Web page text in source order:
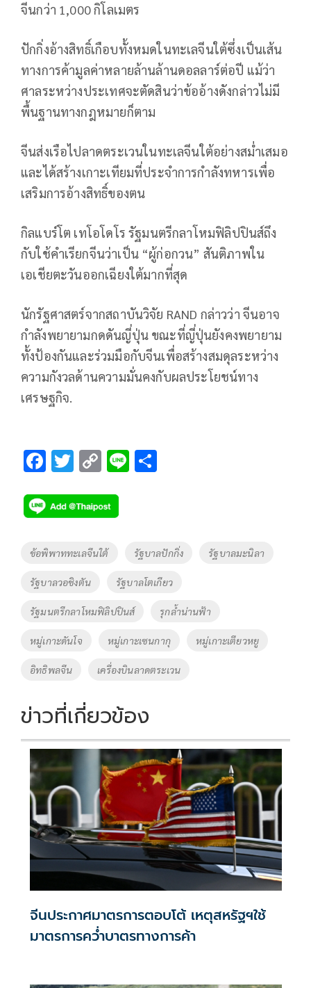
จีนกว่า 1,000 กิโลเมตร
ปักกิ่งอ้างสิทธิ์เกือบทั้งหมดในทะเลจีนใต้ซึ่งเป็นเส้น
ทางการค้ามูลค่าหลายล้านล้านดอลลาร์ต่อปี แม้ว่า
ศาลระหว่างประเทศจะตัดสินว่าข้ออ้างดังกล่าวไม่มี
พื้นฐานทางกฎหมายก็ตาม
จีนส่งเรือไปลาดตระเวนในทะเลจีนใต้อย่างสม่ำเสมอ
และได้สร้างเกาะเทียมที่ประจำการกำลังทหารเพื่อ
เสริมการอ้างสิทธิ์ของตน
กิลแบร์โต เทโอโดโร รัฐมนตรีกลาโหมฟิลิปปินส์ถึง
กับใช้คำเรียกจีนว่าเป็น “ผู้ก่อกวน” สันติภาพใน
เอเชียตะวันออกเฉียงใต้มากที่สุด
นักรัฐศาสตร์จากสถาบันวิจัย RAND กล่าวว่า จีนอาจ
กำลังพยายามกดดันญี่ปุ่น ขณะที่ญี่ปุ่นยังคงพยายาม
ทั้งป้องกันและร่วมมือกับจีนเพื่อสร้างสมดุลระหว่าง
ความกังวลด้านความมั่นคงกับผลประโยชน์ทาง
เศรษฐกิจ.
F
e
b
o
k
T
tt
er
C
p
y
Li
Li
Tags
ข้อพิพาททะเลจีนใต้ รัฐบาลปักกิ่ง รัฐบาลมะนิลา
รัฐบาลวอชิงตัน รัฐบาลโตเกียว
รัฐมนตรีกลาโหมฟิลิปปินส์ รุกล้ำน่านฟ้า
หมู่เกาะดันโจ หมู่เกาะเซนกากุ หมู่เกาะเตียวหยู
อิทธิพลจีน เครื่องบินลาดตระเวน
ข่าวที่เกี่ยวข้อง
จีนประกาศมาตรการตอบโต้ เหตุสหรัฐฯใช้
มาตรการคว่ำบาตรทางการค้า